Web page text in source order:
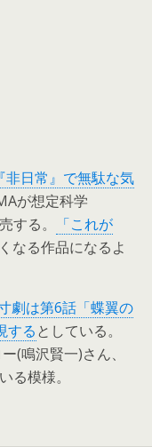
非日常』で無駄な気
が想定科学
する。
「これが
なる作品になるよ
劇は第6話「蝶翼の
するとしている。
(鳴沢賢一)さん、
る模様。